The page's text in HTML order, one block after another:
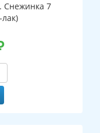
Снежинка 7